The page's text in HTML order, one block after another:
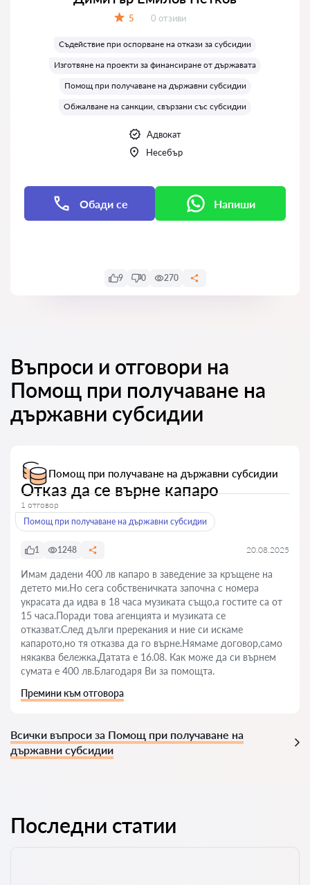
5 Отзиви:
0 отзиви
Съдействие при оспорване на откази за субсидии
Изготвяне на проекти за финансиране от държавата
Помощ при получаване на държавни субсидии
Обжалване на санкции, свързани със субсидии
Адвокат
Нeсeбър
Обади се Напиши
9 0 270
Въпроси и отговори на
Помощ при получаване на
държавни субсидии
Помощ при получаване на държавни субсидии
Отказ да се върне капаро
1 отговор
Помощ при получаване на държавни субсидии
1 1248 20.08.2025
Имам дадени 400 лв капаро в заведение за кръщене на
детето ми.Но сега собственичката започна с номера
украсата да идва в 18 часа музиката също,а гостите са от
15 часа.Поради това агенцията и музиката се
отказват.След дълги пререкания и ние си искаме
капарото,но тя отказва да го върне.Нямаме договор,само
някаква бележка.Датата е 16.08. Как може да си върнем
сумата е 400 лв.Благодаря Ви за помощта.
Премини към отговора
Всички въпроси за Помощ при получаване на
държавни субсидии
Последни статии